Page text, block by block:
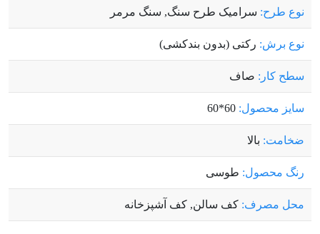
نوع طرح: سرامیک طرح سنگ, سنگ مرمر
نوع برش: رکتی (بدون بندکشی)
سطح کار: صاف
سایز محصول:
ضخامت: بالا
رنگ محصول: طوسی
محل مصرف: کف سالن, کف آشپزخانه